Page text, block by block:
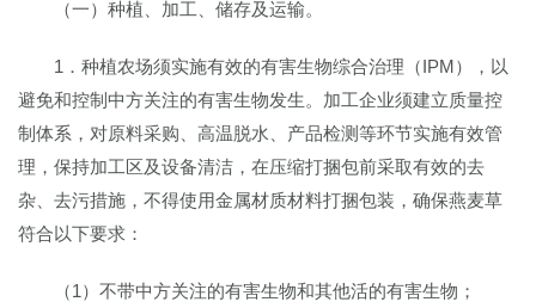
（一）种植、加工、储存及运输。
1．种植农场须实施有效的有害生物综合治理（IPM），以
避免和控制中方关注的有害生物发生。加工企业须建立质量控
制体系，对原料采购、高温脱水、产品检测等环节实施有效管
理，保持加工区及设备清洁，在压缩打捆包前采取有效的去
杂、去污措施，不得使用金属材质材料打捆包装，确保燕麦草
符合以下要求：
（1）不带中方关注的有害生物和其他活的有害生物；